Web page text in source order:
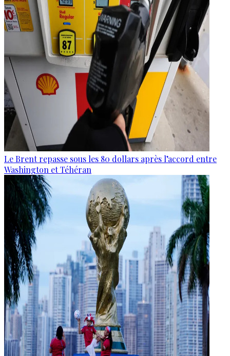
Le Brent repasse sous les 80 dollars après l’accord entre
Washington et Téhéran